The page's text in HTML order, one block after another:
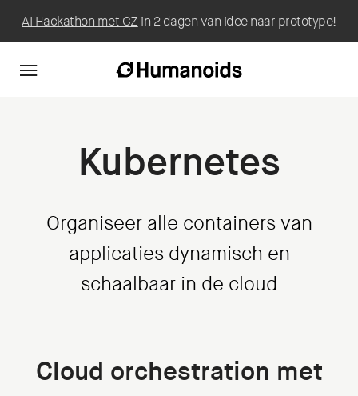
AI Hackathon met CZ in 2 dagen van idee naar prototype!
Kubernetes
Organiseer alle containers van
applicaties dynamisch en
schaalbaar in de cloud
Cloud orchestration met